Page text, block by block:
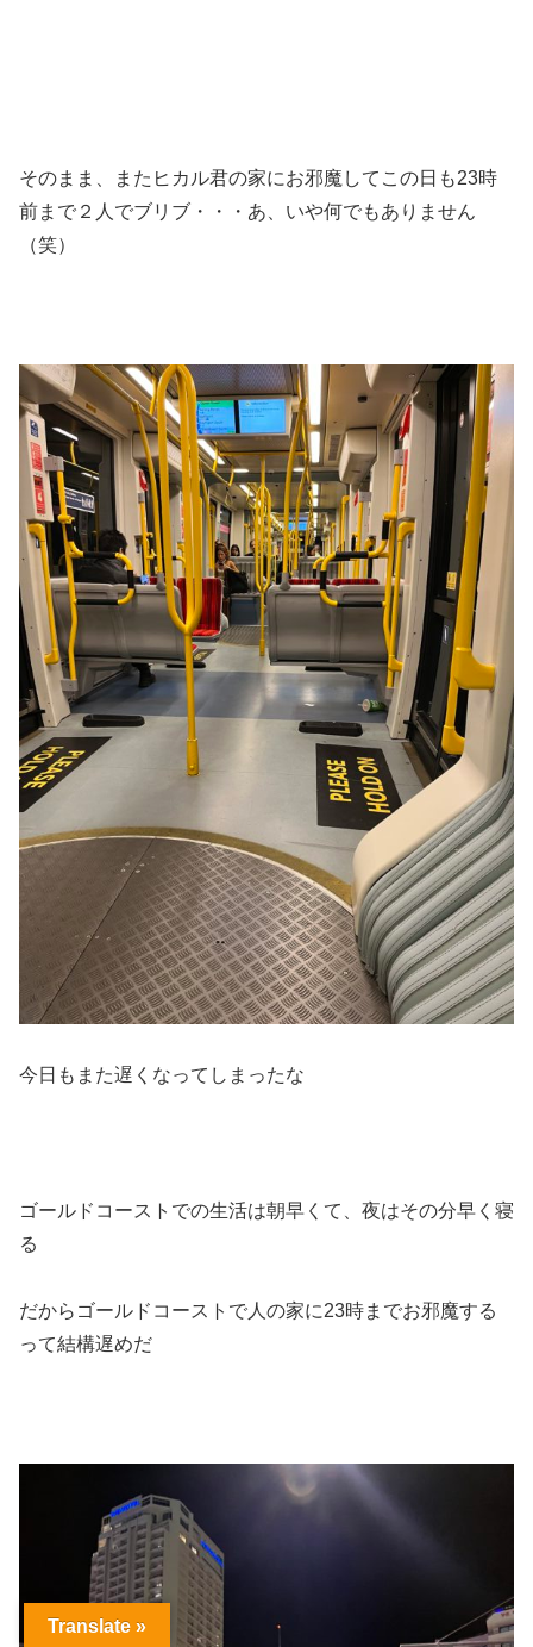
そのまま、またヒカル君の家にお邪魔してこの日も23時
前まで２人でブリブ・・・あ、いや何でもありません
（笑）
今日もまた遅くなってしまったな
ゴールドコーストでの生活は朝早くて、夜はその分早く寝
る
だからゴールドコーストで人の家に23時までお邪魔する
って結構遅めだ
Translate »